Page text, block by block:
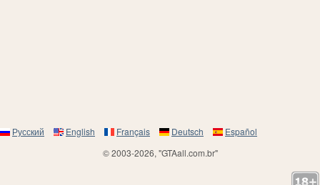
Русский English Français Deutsch
Español
© 2003-2026, "GTAall.com.br"